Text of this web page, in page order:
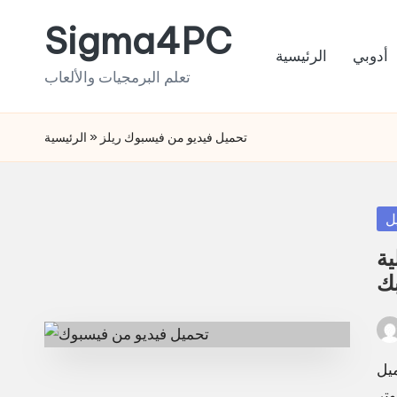
Sigma4PC
تعلم البرمجيات والألعاب
الرئيسية أدوبي
الرئيسية » تحميل فيديو من فيسبوك ريلز
by